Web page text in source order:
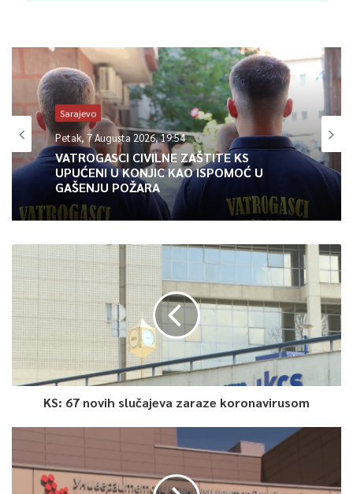
je uvjerenje da će saradnja Ureda Vijeća Evrope sa institucijama
u BiH biti i dalje uspješna, navodi se u saopćenju.
0
Article Rating
Sarajevo
Petak, 7 Augusta 2026, 19:54
VATROGASCI CIVILNE ZAŠTITE KS
UPUĆENI U KONJIC KAO ISPOMOĆ U
GAŠENJU POŽARA
KS: 67 novih slučajeva zaraze koronavirusom